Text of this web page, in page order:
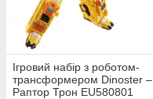
Ігровий набір з роботом-
трансформером Dinoster –
Раптор Трон EU580801